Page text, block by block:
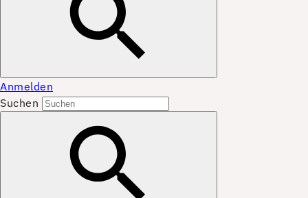
Anmelden
Suchen